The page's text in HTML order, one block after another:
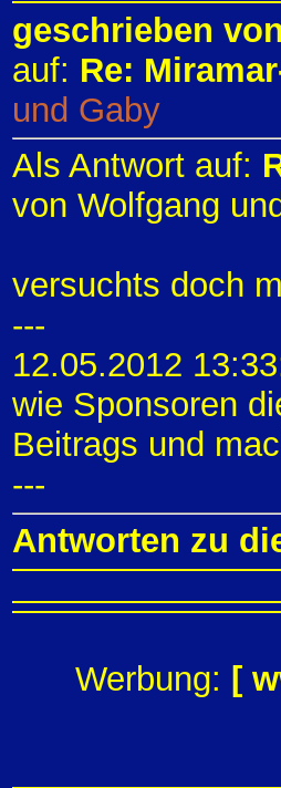
geschrieben von
auf: Re:
und Gaby
Als Antwort auf:
von Wolfgang
versuchts doch
---
12.05.2012
wie Sponsoren
Beitrags und
---
Antworten zu
Werbung: [